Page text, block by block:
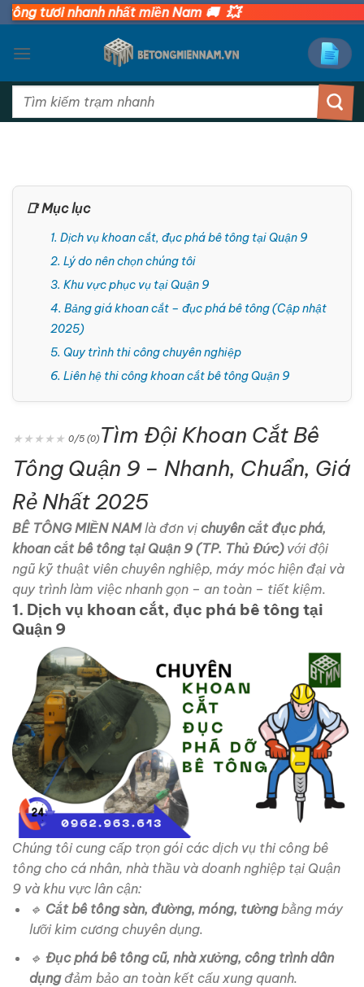
Bỏ
qua
nội
nhanh nhất miền Nam 🚚 💥
Tìm
📑 Mục lục
1. Dịch vụ khoan cắt, đục phá bê tông tại Quận 9
2. Lý do nên chọn chúng tôi
3. Khu vực phục vụ tại Quận 9
4. Bảng giá khoan cắt – đục phá bê tông (Cập nhật
2025)
5. Quy trình thi công chuyên nghiệp
6. Liên hệ thi công khoan cắt bê tông Quận 9
★ ★ ★ ★ ★ 0/5 (0) Tìm Đội Khoan Cắt Bê
Tông Quận 9 – Nhanh, Chuẩn, Giá
Rẻ Nhất 2025
BÊ TÔNG MIỀN NAMlà đơn vị chuyên cắt đục phá,
khoan cắt bê tông tại Quận 9 (TP. Thủ Đức)với đội
ngũ kỹ thuật viên chuyên nghiệp, máy móc hiện đại và
quy trình làm việc nhanh gọn – an toàn – tiết kiệm.
1. Dịch vụ khoan cắt, đục phá bê tông tại
Quận 9
Chúng tôi cung cấp trọn gói các dịch vụ thi công bê
tông cho cá nhân, nhà thầu và doanh nghiệp tại Quận
9 và khu vực lân cận:
🔹 Cắt bê tông sàn, đường, móng, tườngbằng máy
lưỡi kim cương chuyên dụng.
🔹 Đục phá bê tông cũ, nhà xưởng, công trình dân
dụngđảm bảo an toàn kết cấu xung quanh.